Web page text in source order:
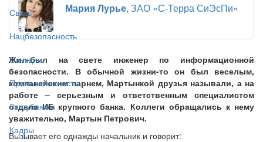
Связь
Нацбезопасность
Санкции
Промышленность
За рубежом
Кадры
Мария Лурье, ЗАО «С-Терра СиЭсПи»
Жил-был на свете инженер по информационной
безопасности. В обычной жизни-то он был веселым,
компанейским парнем, Мартынкой друзья называли, а на
работе – серьезным и ответственным специалистом
отдела ИБ крупного банка. Коллеги обращались к нему
уважительно, Мартын Петрович.
Вызывает его однажды начальник и говорит: